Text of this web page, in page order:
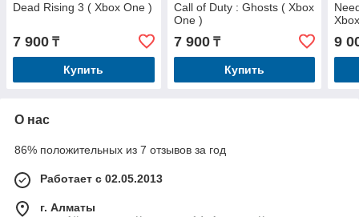
Dead Rising 3 ( Xbox One )
7 900 ₸
Купить
Call of Duty : Ghosts ( Xbox
One )
7 900₸
Купить
9
О нас
86% положительных из 7 отзывов за год
Работает с 02.05.2013
г. Алматы